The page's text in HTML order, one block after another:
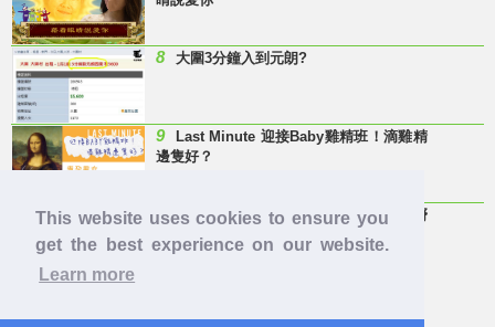
This website uses cookies to ensure you
get the best experience on our website.
Learn more
8 大圍3分鐘入到元朗?
9
Last Minute 迎接Baby雞精班！滴雞精
邊隻好？
10
【童年回憶】 有冇人記得呢兩隻嘢